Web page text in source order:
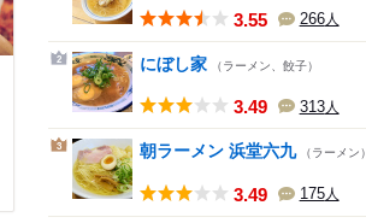
3.55 266人
2 にぼし家 （ラーメン、餃子）
3.49 313人
3 朝ラーメン 浜堂六九 （ラーメン）
3.49 175人